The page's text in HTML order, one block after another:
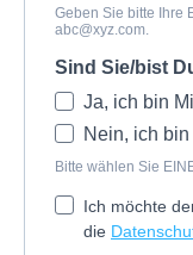
Geben Sie bitte Ihre
abc@xyz.com.
Sind Sie/bist
Ja, ich bin
Nein, ich
Bitte wählen Sie
Ich möchte
die